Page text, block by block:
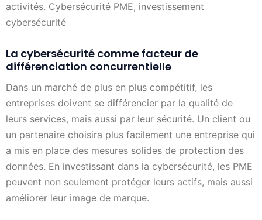
activités. Cybersécurité PME, investissement
cybersécurité
La cybersécurité comme facteur de
différenciation concurrentielle
Dans un marché de plus en plus compétitif, les
entreprises doivent se différencier par la qualité de
leurs services, mais aussi par leur sécurité. Un client ou
un partenaire choisira plus facilement une entreprise qui
a mis en place des mesures solides de protection des
données. En investissant dans la cybersécurité, les PME
peuvent non seulement protéger leurs actifs, mais aussi
améliorer leur image de marque.